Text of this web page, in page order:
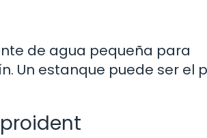
de agua pequeña para
Un estanque puede ser el